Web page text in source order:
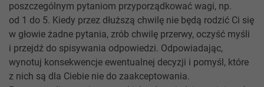
poszczególnym pytaniom przyporządkować wagi, np.
od 1 do 5. Kiedy przez dłuższą chwilę nie będą rodzić Ci się
w głowie żadne pytania, zrób chwilę przerwy, oczyść myśli
i przejdź do spisywania odpowiedzi. Odpowiadając,
wynotuj konsekwencje ewentualnej decyzji i pomyśl, które
z nich są dla Ciebie nie do zaakceptowania.